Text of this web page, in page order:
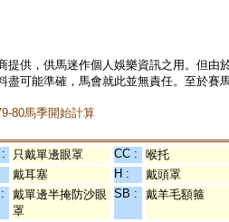
提供，供馬迷作個人娛樂資訊之用。但
盡可能準確，馬會就此並無責任。至於賽
80馬季開始計算
只戴單邊眼罩 CC :
喉托
戴耳塞 H :
戴頭罩
戴單邊半掩防沙眼
罩
SB : 戴羊毛額箍